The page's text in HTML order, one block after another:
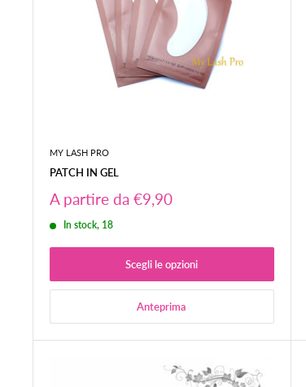
MY LASH PRO
PATCH IN GEL
Prezzo
scontato
A partire da €9,90
In stock, 18
Scegli le opzioni
Anteprima